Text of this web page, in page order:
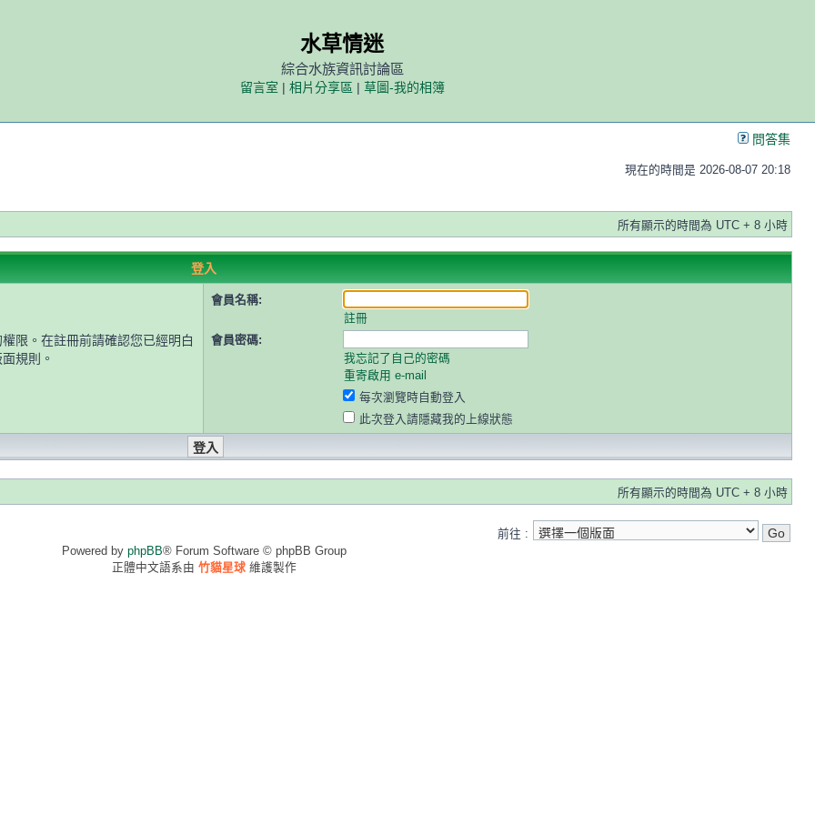
水草情迷
綜合水族資訊討論區
留言室 | 相片分享區 | 草圖-我的相簿
問答集
現在的時間是 2026-08-07 20:18
所有顯示的時間為 UTC + 8 小時
登入
限。在註冊前請確認您已經明白
規則。
會員名稱:
註冊
會員密碼:
我忘記了自己的密碼
重寄啟用 e-mail
每次瀏覽時自動登入
此次登入請隱藏我的上線狀態
所有顯示的時間為 UTC + 8 小時
前往 :
Powered by phpBB® Forum Software © phpBB Group
正體中文語系由 竹貓星球維護製作